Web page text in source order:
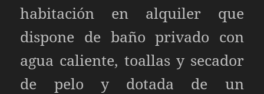
habitación en alquiler que
dispone de baño privado con
agua caliente, toallas y secador
de pelo y dotada de un